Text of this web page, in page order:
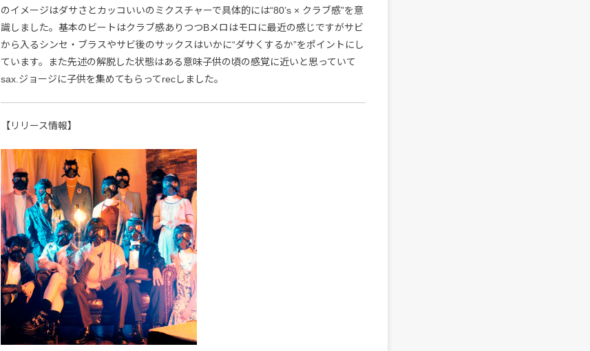
のイメージはダサさとカッコいいのミクスチャーで具体的には“80’s × クラブ感”を意
識しました。基本のビートはクラブ感ありつつBメロはモロに最近の感じですがサビ
から入るシンセ・ブラスやサビ後のサックスはいかに“ダサくするか”をポイントにし
ています。また先述の解脱した状態はある意味子供の頃の感覚に近いと思っていて
sax.ジョージに子供を集めてもらってrecしました。
【リリース情報】